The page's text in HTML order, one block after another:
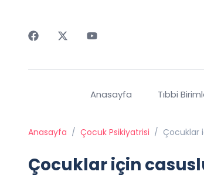
Anasayfa Tıbbi
Anasayfa / Çocuk Psikiyatrisi / Çocuklar
Çocuklar için